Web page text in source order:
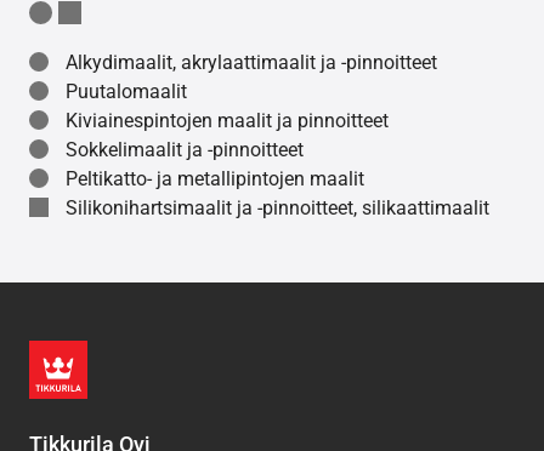
Alkydimaalit, akrylaattimaalit ja -pinnoitteet
Puutalomaalit
Kiviainespintojen maalit ja pinnoitteet
Sokkelimaalit ja -pinnoitteet
Peltikatto- ja metallipintojen maalit
Silikonihartsimaalit ja -pinnoitteet, silikaattimaalit
Tikkurila Oyj